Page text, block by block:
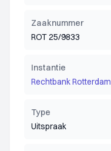
Zaaknummer
ROT 25/9833
Instantie
Rechtbank Rotterdam
Type
Uitspraak